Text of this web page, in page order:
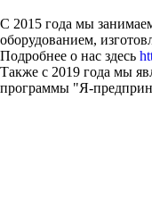
С 2015 года мы
оборудованием,
Подробнее о нас здесь
Также с 2019 года мы
программы "Я-